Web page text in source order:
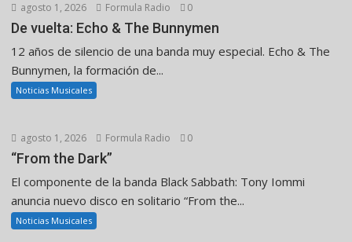
agosto 1, 2026 Formula Radio 0
De vuelta: Echo & The Bunnymen
12 años de silencio de una banda muy especial. Echo & The
Bunnymen, la formación de...
Noticias Musicales
agosto 1, 2026 Formula Radio 0
“From the Dark”
El componente de la banda Black Sabbath: Tony Iommi
anuncia nuevo disco en solitario “From the...
Noticias Musicales